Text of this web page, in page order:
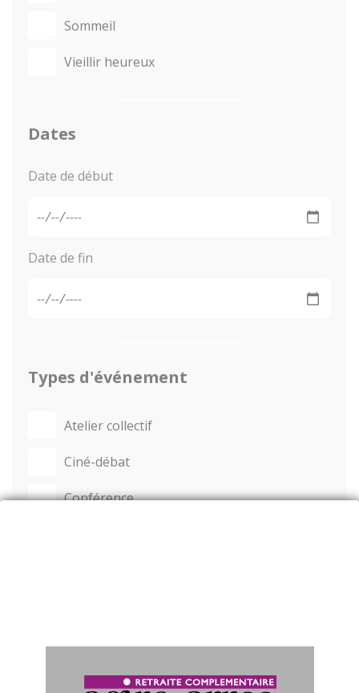
Sommeil
Vieillir heureux
Dates
Date de début
Date de fin
Types d'événement
Atelier collectif
Ciné-débat
Conférence
Salon
Table-ronde